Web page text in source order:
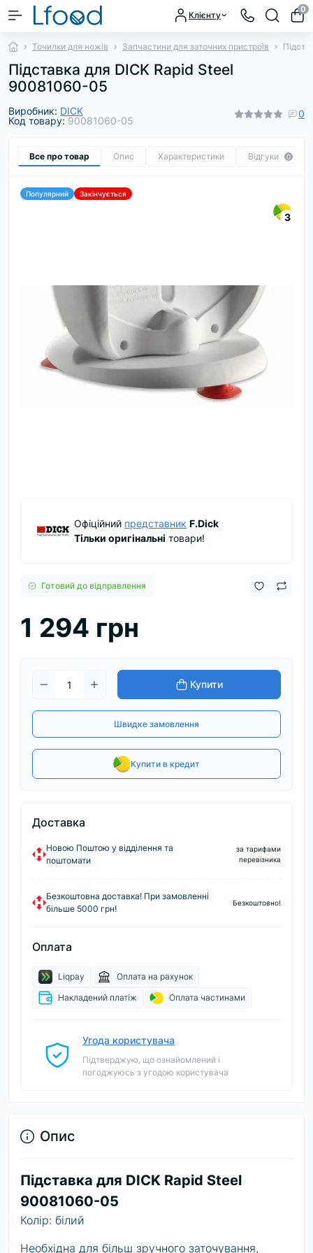
Клієнту
0
Точилки для ножів Запчастини для заточних пристроїв
Підставка для DICK Rapid Steel
90081060-05
Виробник: DICK
Код товару: 90081060-05
0
Все про товар Опис Характеристики Відгуки 0
Популярний Закінчується
3
Офіційний представник F.Dick
Тільки оригінальні товари!
Готовий до відправлення
1 294 грн
Купити
Швидке замовлення
Купити в кредит
Доставка
Новою Поштою у відділення та
поштомати
за тарифами
перевізника
Безкоштовна доставка! При замовленні
більше 5000 грн!
Безкоштовно!
Оплата
Liqpay
Оплата на рахунок
Накладений платіж
Оплата частинами
Угода користувача
Підтверджую, що ознайомлений і
погоджуюсь з угодою користувача
Опис
Підставка для DICK Rapid Steel
90081060-05
Колір: білий
Необхідна для більш зручного заточування,